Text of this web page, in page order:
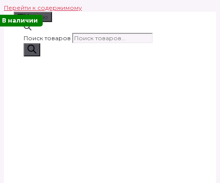
Перейти к содержимому
Меню
Поиск товаров
В наличии